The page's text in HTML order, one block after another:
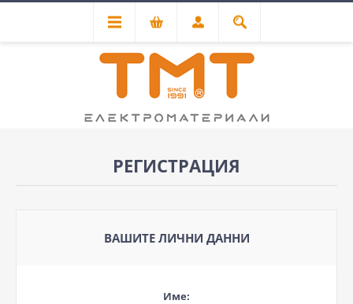
РЕГИСТРАЦИЯ
ВАШИТЕ ЛИЧНИ ДАННИ
Име: